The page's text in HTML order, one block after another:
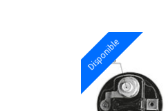
Disponible
Disponible